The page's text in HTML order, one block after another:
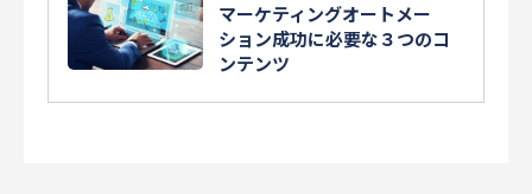
マーケティングオートメー
ション成功に必要な３つのコ
ンテンツ